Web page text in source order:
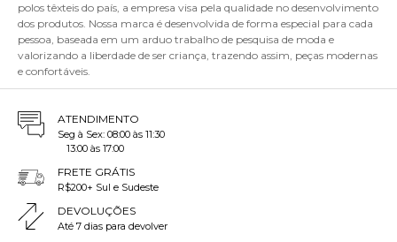
polos têxteis do país, a empresa visa pela qualidade no desenvolvimento
dos produtos. Nossa marca é desenvolvida de forma especial para cada
pessoa, baseada em um arduo trabalho de pesquisa de moda e
valorizando a liberdade de ser criança, trazendo assim, peças modernas
e confortáveis.
ATENDIMENTO
Seg à Sex: 08:00 às 11:30
13:00 às 17:00
FRETE GRÁTIS
R$200+ Sul e Sudeste
DEVOLUÇÕES
Até 7 dias para devolver